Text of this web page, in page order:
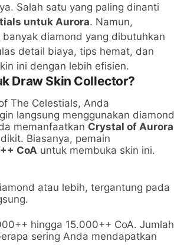
Salah satu yang paling dinanti
untuk Aurora. Namun,
diamond yang dibutuhkan
detail biaya, tips hemat, dan
ini dengan lebih efisien.
Draw Skin Collector?
The Celestials, Anda
langsung menggunakan diamond
memanfaatkan Crystal of Aurora
Biasanya, pemain
CoA untuk membuka skin ini.
atau lebih, tergantung pada
hingga 15.000++ CoA. Jumlah
sering Anda mendapatkan